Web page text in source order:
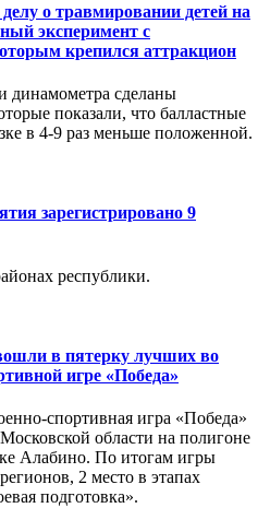
о травмировании детей на
эксперимент с
крепился аттракцион
сделаны
показали, что балластные
в 4-9 раз меньше положенной.
зарегистрировано 9
республики.
в пятерку лучших во
игре «Победа»
спортивная игра «Победа»
области на полигоне
Алабино. По итогам игры
2 место в этапах
подготовка».